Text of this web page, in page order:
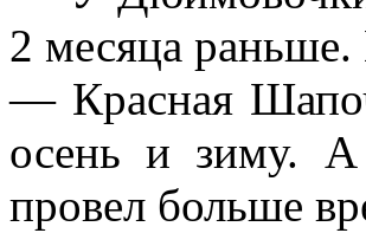
2 месяца
— Красная
осень и зиму.
провел больше